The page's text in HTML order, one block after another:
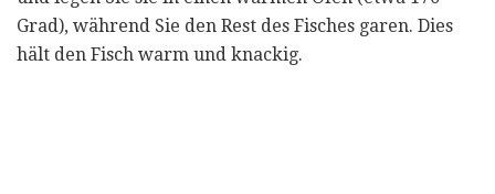
Grad), während Sie den Rest des Fisches garen. Dies
hält den Fisch warm und knackig.